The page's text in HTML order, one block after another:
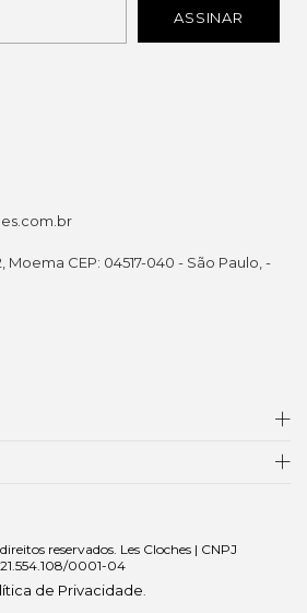
Moema CEP: 04517-040 - São Paulo, -
reservados. Les Cloches | CNPJ
21.554.108/0001-04
de Privacidade